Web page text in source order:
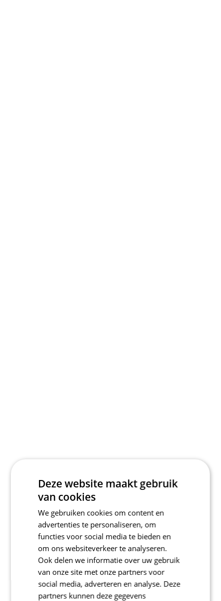
Deze website maakt gebruik
van cookies
We gebruiken cookies om content en
advertenties te personaliseren, om
functies voor social media te bieden en
om ons websiteverkeer te analyseren.
Ook delen we informatie over uw gebruik
van onze site met onze partners voor
social media, adverteren en analyse. Deze
partners kunnen deze gegevens